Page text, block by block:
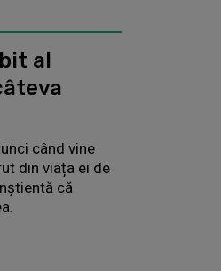
al
când vine
din viața ei de
că